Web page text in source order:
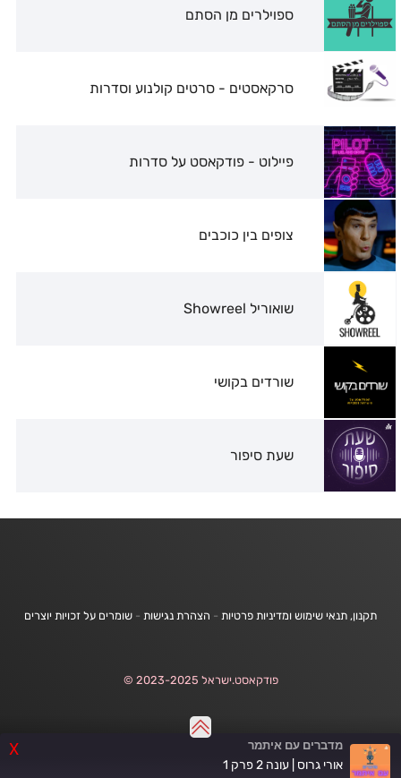
X מדברים עם איתמר
אורי גרוס | עונה 2 פרק 1
ספוילרים מן הסתם
סרקאסטים - סרטים קולנוע וסדרות
פיילוט - פודקאסט על סדרות
צופים בין כוכבים
שואוריל Showreel
שורדים בקושי
שעת סיפור
תקנון, תנאי שימוש ומדיניות פרטיות - הצהרת נגישות - שומרים על זכויות יוצרים
פודקאסט.ישראל 2023-2025 ©